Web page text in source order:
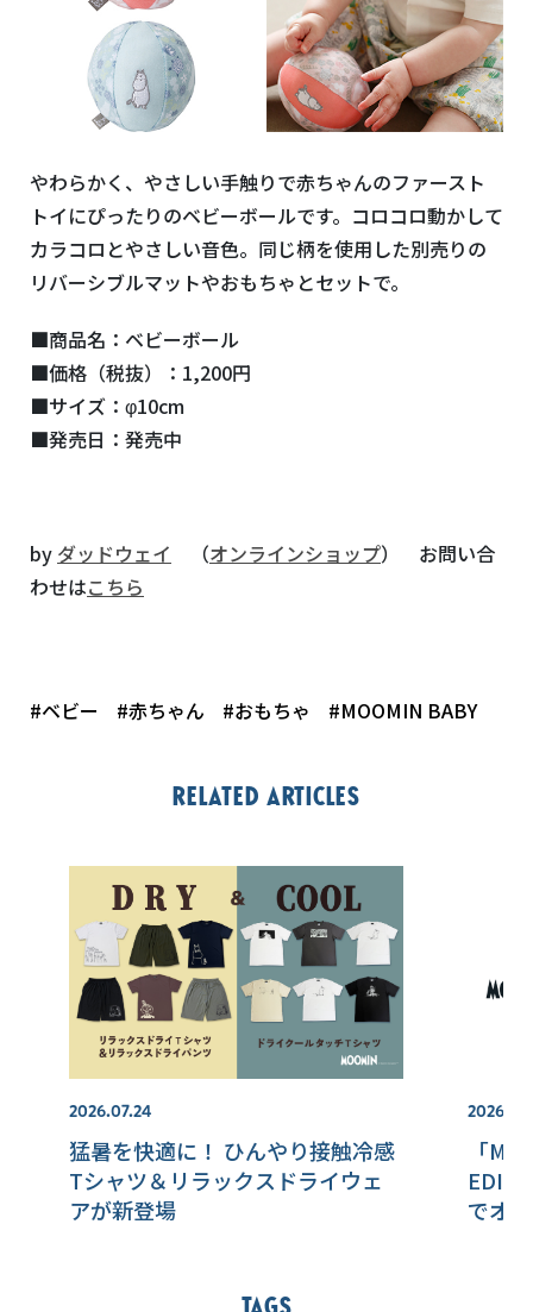
やわらかく、やさしい手触りで赤ちゃんのファースト
トイにぴったりのベビーボールです。コロコロ動かして
カラコロとやさしい音色。同じ柄を使用した別売りの
リバーシブルマットやおもちゃとセットで。
■商品名：ベビーボール
■価格（税抜）：1,200円
■サイズ：φ10cm
■発売日：発売中
by ダッドウェイ （オンラインショップ） お問い合
わせはこちら
#ベビー #赤ちゃん #おもちゃ #MOOMIN BABY
Related articles
2026.07.24
猛暑を快適に！ ひんやり接触冷感
Tシャツ＆リラックスドライウェ
アが新登場
「
でオ